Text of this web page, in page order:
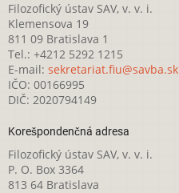
Filozofický ústav SAV, v. v. i.
Klemensova 19
811 09 Bratislava 1
Tel.: +4212 5292 1215
E-mail: sekretariat.fiu@savba.sk
IČO: 00166995
DIČ: 2020794149
Korešpondenčná adresa
Filozofický ústav SAV, v. v. i.
P. O. Box 3364
813 64 Bratislava